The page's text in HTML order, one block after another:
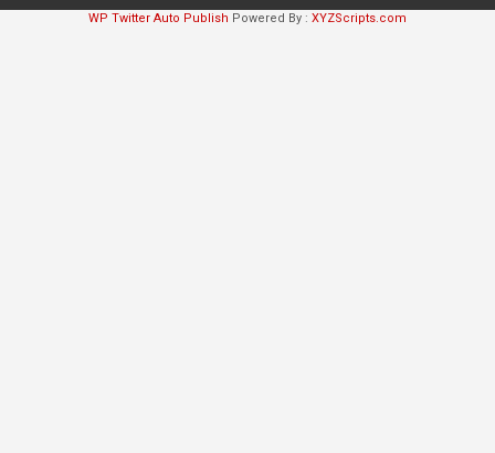
WP Twitter Auto Publish Powered By : XYZScripts.com